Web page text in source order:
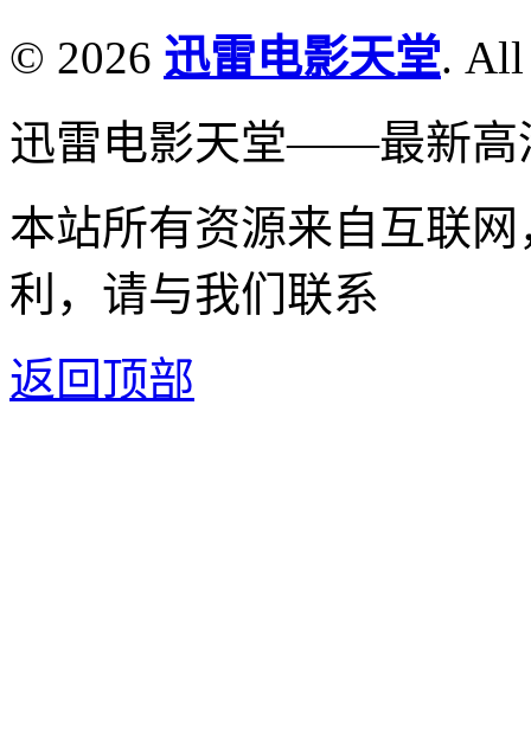
© 2026 迅雷电影天堂. All
迅雷电影天堂——最新高
本站所有资源来自互联
利，请与我们联系
返回顶部